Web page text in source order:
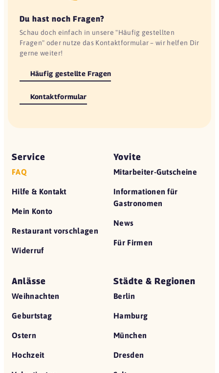
Du hast noch Fragen?
Schau doch einfach in unsere "Häufig gestellten
Fragen" oder nutze das Kontaktformular – wir helfen Dir
gerne weiter!
Häufig gestellte Fragen
Kontaktformular
Service
FAQ
Hilfe & Kontakt
Mein Konto
Restaurant vorschlagen
Widerruf
Yovite
Mitarbeiter-Gutscheine
Informationen für
Gastronomen
News
Für Firmen
Anlässe
Weihnachten
Geburtstag
Ostern
Hochzeit
Städte & Regionen
Berlin
Hamburg
München
Dresden